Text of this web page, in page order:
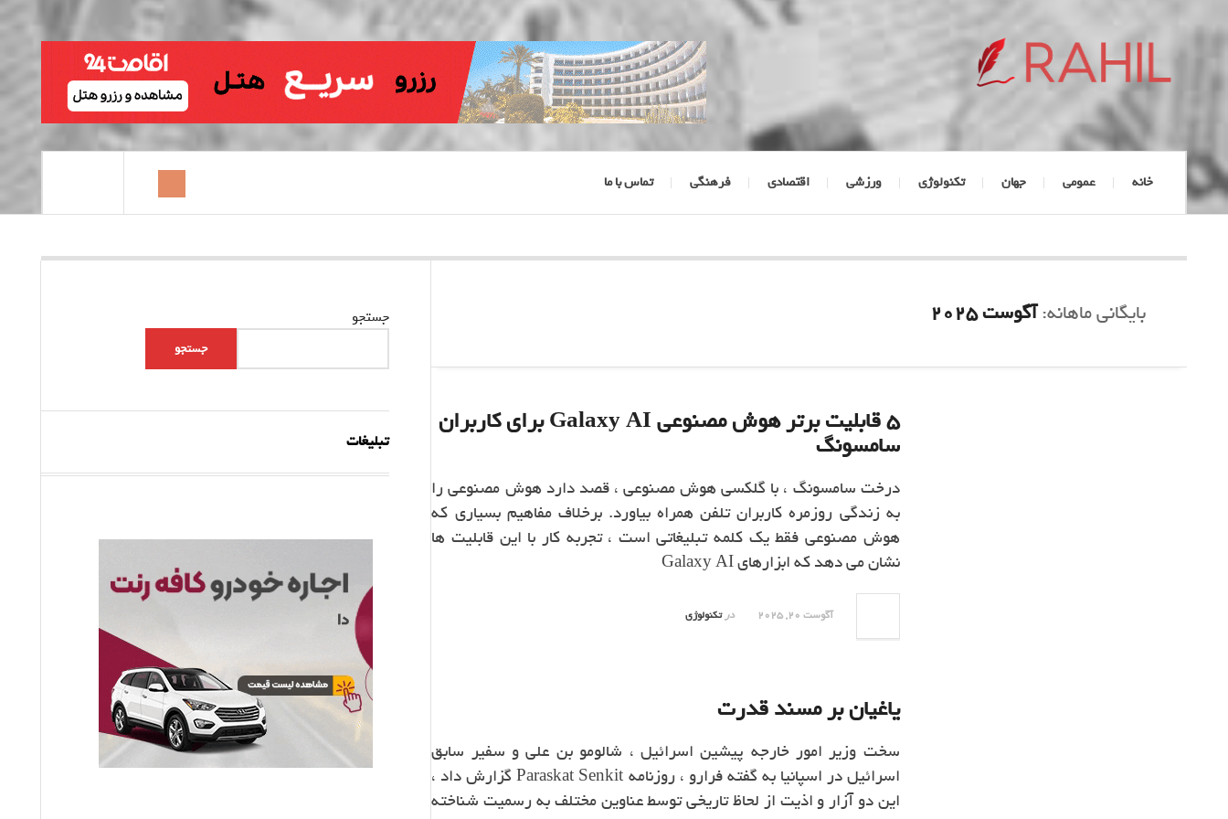
خانه عمومی جهان تکنولوژی ورزشی اقتصادی فرهنگی تماس با ما
بایگانی ماهانه:آگوست 2025
5 قابلیت برتر هوش مصنوعی Galaxy AI برای کاربران
سامسونگ
درخت سامسونگ ، با گلکسی هوش مصنوعی ، قصد دارد هوش مصنوعی را
به زندگی روزمره کاربران تلفن همراه بیاورد. برخلاف مفاهیم بسیاری که
هوش مصنوعی فقط یک کلمه تبلیغاتی است ، تجربه کار با این قابلیت ها
نشان می دهد که ابزارهای Galaxy AI
آگوست 20, 2025 درتکنولوژی
یاغیان بر مسند قدرت
سخت وزیر امور خارجه پیشین اسرائیل ، شالومو بن علی و سفیر سابق
اسرائیل در اسپانیا به گفته فرارو ، روزنامه Paraskat Senkit گزارش داد ،
این دو آزار و اذیت از لحاظ تاریخی توسط عناوین مختلف به رسمیت شناخته
جستجو
جستجو
تبلیغات